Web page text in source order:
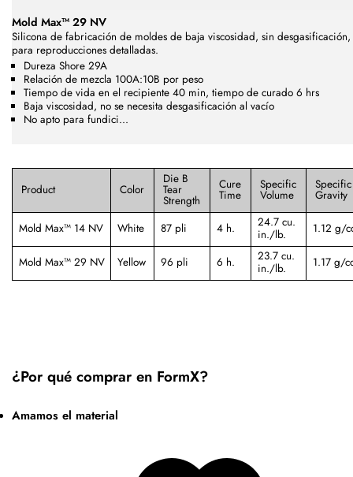
Mold Max™ 29 NV
Silicona de fabricación de moldes de baja viscosidad, sin desgasificación,
para reproducciones detalladas.
Dureza Shore 29A
Relación de mezcla 100A:10B por peso
Tiempo de vida en el recipiente 40 min, tiempo de curado 6 hrs
Baja viscosidad, no se necesita desgasificación al vacío
No apto para fundici...
Product Color
Die B
Tear
Strength
Cure
Time
Specific
Volume
Specific
Gravity
Mold Max™ 14 NV White 87 pli 4 h.
24.7 cu.
in./lb.
1.12 g/
Mold Max™ 29 NV Yellow 96 pli 6 h.
23.7 cu.
in./lb.
1.17 g/
¿Por qué comprar en FormX?
Amamos el material